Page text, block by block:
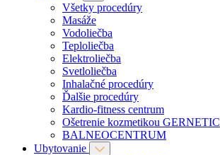
Všetky procedúry
Masáže
Vodoliečba
Teploliečba
Elektroliečba
Svetloliečba
Inhalačné procedúry
Ďalšie procedúry
Kardio-fitness centrum
Ošetrenie kozmetikou GERNETIC
BALNEOCENTRUM
Ubytovanie